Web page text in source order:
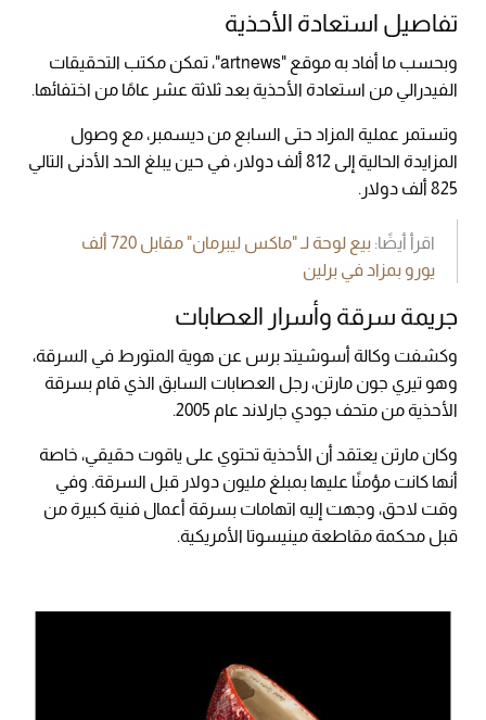
تفاصيل استعادة الأحذية
وبحسب ما أفاد به موقع "artnews"، تمكن مكتب التحقيقات
الفيدرالي من استعادة الأحذية بعد ثلاثة عشر عامًا من اختفائها.
وتستمر عملية المزاد حتى السابع من ديسمبر، مع وصول
المزايدة الحالية إلى 812 ألف دولار، في حين يبلغ الحد الأدنى التالي
825 ألف دولار.
اقرأ أيضًا:
بيع لوحة لـ "ماكس ليبرمان" مقابل 720 ألف
يورو بمزاد في برلين
جريمة سرقة وأسرار العصابات
وكشفت وكالة أسوشيتد برس عن هوية المتورط في السرقة،
وهو تيري جون مارتن، رجل العصابات السابق الذي قام بسرقة
الأحذية من متحف جودي جارلاند عام 2005.
وكان مارتن يعتقد أن الأحذية تحتوي على ياقوت حقيقي، خاصة
أنها كانت مؤمنًا عليها بمبلغ مليون دولار قبل السرقة. وفي
وقت لاحق، وجهت إليه اتهامات بسرقة أعمال فنية كبيرة من
قبل محكمة مقاطعة مينيسوتا الأمريكية.